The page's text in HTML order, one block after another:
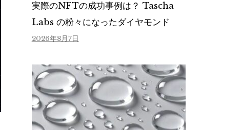
実際のNFTの成功事例は？ Tascha
Labs の粉々になったダイヤモンド
2026年8月7日